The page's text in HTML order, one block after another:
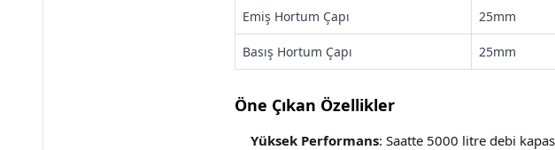
Emiş Hortum Çapı 25mm
Basış Hortum Çapı 25mm
Öne Çıkan Özellikler
Yüksek Performans: Saatte 5000 litre debi